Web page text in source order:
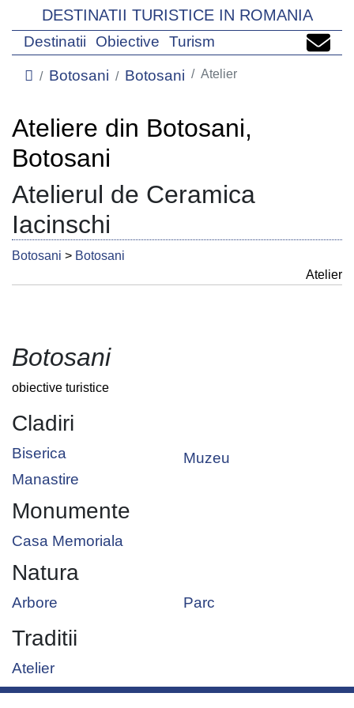
DESTINATII TURISTICE IN ROMANIA
Destinatii Obiective Turism
Botosani Botosani Atelier
Ateliere din Botosani,
Botosani
Atelierul de Ceramica
Iacinschi
Botosani > Botosani
Atelier
Botosani
obiective turistice
Cladiri
Biserica
Manastire
Muzeu
Monumente
Casa Memoriala
Natura
Arbore Parc
Traditii
Atelier